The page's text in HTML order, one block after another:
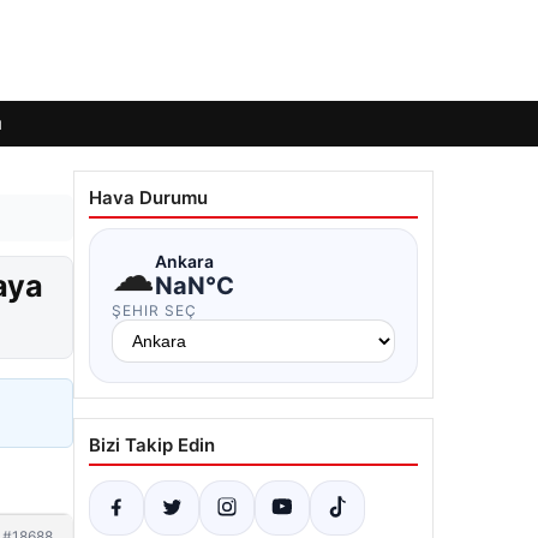
Hava Durumu
☁Ankara
NaN°C
ŞEHIR SEÇ
Bizi Takip Edin